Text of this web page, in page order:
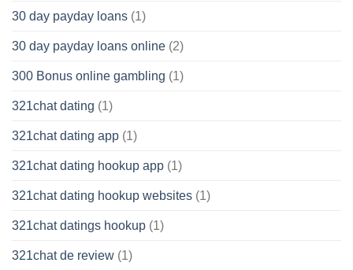
30 day payday loans (1)
30 day payday loans online (2)
300 Bonus online gambling (1)
321chat dating (1)
321chat dating app (1)
321chat dating hookup app (1)
321chat dating hookup websites (1)
321chat datings hookup (1)
321chat de review (1)